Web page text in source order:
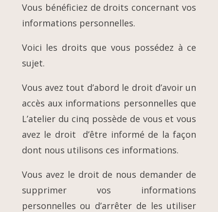
Vous bénéficiez de droits concernant vos
informations personnelles.
Voici les droits que vous possédez à ce
sujet.
Vous avez tout d’abord le droit d’avoir un
accès aux informations personnelles que
L’atelier du cinq possède de vous et vous
avez le droit d’être informé de la façon
dont nous utilisons ces informations.
Vous avez le droit de nous demander de
supprimer vos informations
personnelles ou d’arrêter de les utiliser